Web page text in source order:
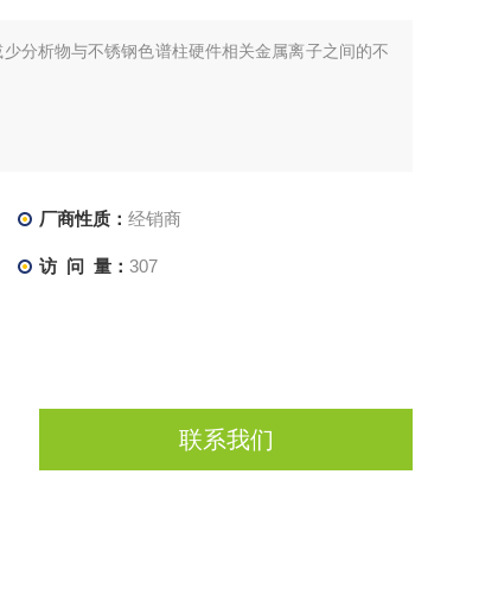
分析物与不锈钢色谱柱硬件相关金属离子之间的不
厂商性质： 经销商
访 问 量： 307
联系我们